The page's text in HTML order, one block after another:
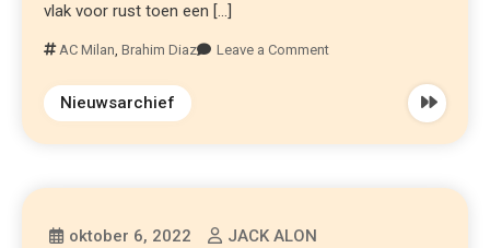
vlak voor rust toen een […]
AC Milan,Brahim Diaz Leave a Comment
Nieuwsarchief
oktober 6, 2022 JACK ALON